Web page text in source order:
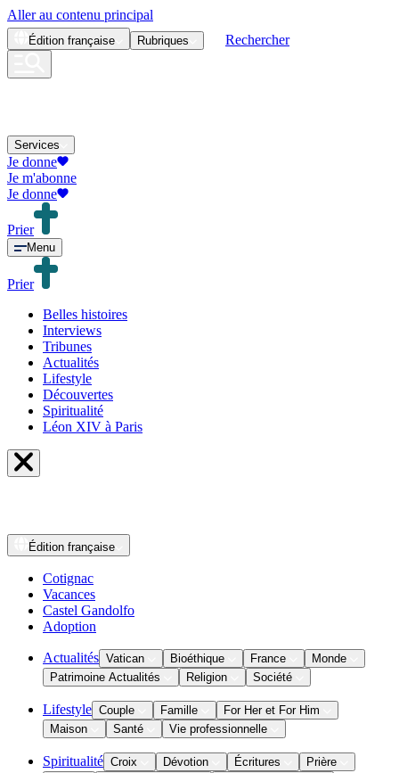
Aller au contenu principal
Édition française Rubriques Rechercher
Services
Je donne
Je m'abonne
Je donne
Prier
Menu
Prier
Belles histoires
Interviews
Tribunes
Actualités
Lifestyle
Découvertes
Spiritualité
Léon XIV à Paris
Édition française
Cotignac
Vacances
Castel Gandolfo
Adoption
Actualités Vatican Bioéthique France
Monde
Patrimoine Actualités
Religion Société
Lifestyle Couple Famille
For Her et For Him
Maison
Santé Vie professionnelle
Spiritualité Croix Dévotion Écritures
Prière